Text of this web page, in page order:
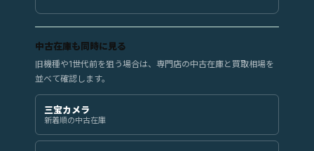
中古在庫も同時に見る
旧機種や1世代前を狙う場合は、専門店の中古在庫と買取相場を
並べて確認します。
三宝カメラ
新着順の中古在庫